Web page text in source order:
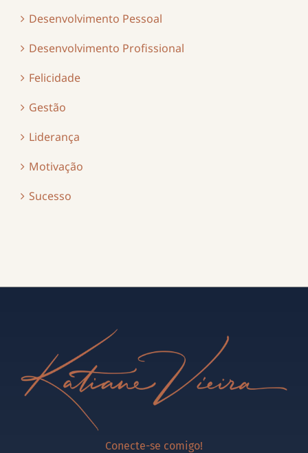
Desenvolvimento Pessoal
Desenvolvimento Profissional
Felicidade
Gestão
Liderança
Motivação
Sucesso
Conecte-se comigo!